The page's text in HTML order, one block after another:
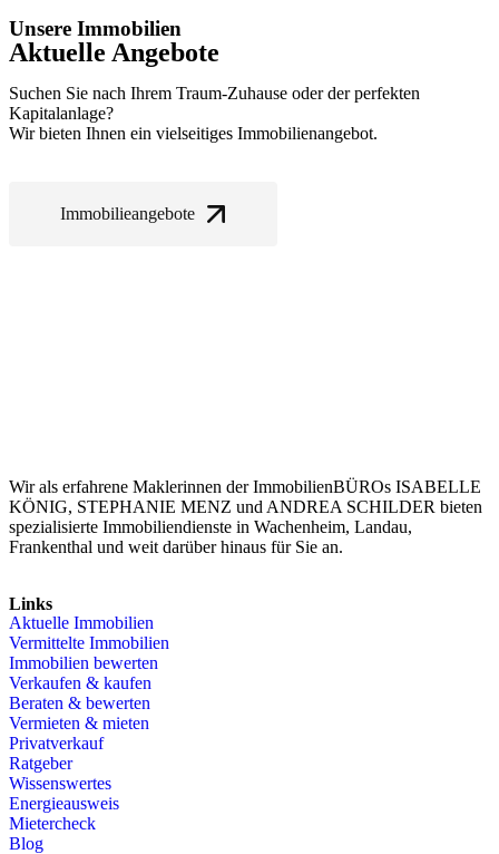
Unsere Immobilien
Aktuelle Angebote
Suchen Sie nach Ihrem Traum-Zuhause oder der perfekten
Kapitalanlage?
Wir bieten Ihnen ein vielseitiges Immobilienangebot.
Immobilieangebote
Wir als erfahrene Maklerinnen der ImmobilienBÜROs ISABELLE
KÖNIG, STEPHANIE MENZ und ANDREA SCHILDER bieten
spezialisierte Immobiliendienste in Wachenheim, Landau,
Frankenthal und weit darüber hinaus für Sie an.
Links
Aktuelle Immobilien
Vermittelte Immobilien
Immobilien bewerten
Verkaufen & kaufen
Beraten & bewerten
Vermieten & mieten
Privatverkauf
Ratgeber
Wissenswertes
Energieausweis
Mietercheck
Blog